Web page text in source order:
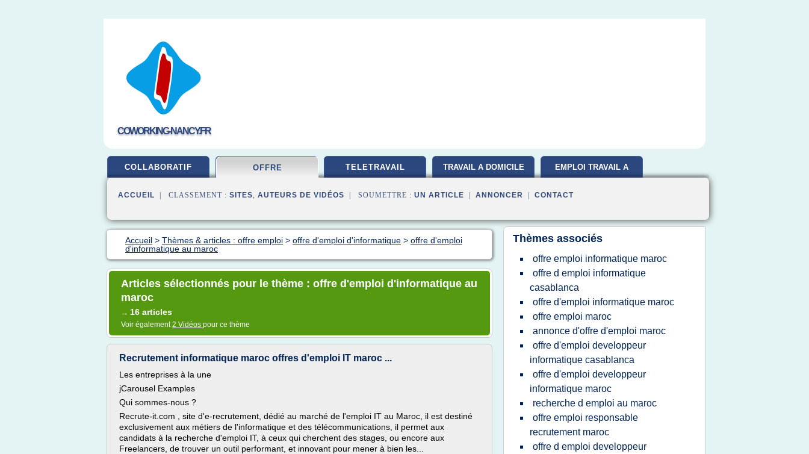
COWORKING-NANCY.FR
COLLABORATIF OFFRE TELETRAVAIL TRAVAIL A DOMICILE EMPLOI TRAVAIL A
ACCUEIL | CLASSEMENT : SITES, AUTEURS DE VIDÉOS | SOUMETTRE : UN ARTICLE ANNONCER CONTACT
Accueil > Thèmes & articles : offre emploi > offre d'emploi d'informatique > offre d'emploi
d'informatique au maroc
Articles sélectionnés pour le thème : offre d'emploi d'informatique au
maroc
→ 16 articles
Voir également2 Vidéos pour ce thème
Recrutement informatique maroc offres d'emploi IT maroc ...
Les entreprises à la une
jCarousel Examples
Qui sommes-nous ?
Recrute-it.com , site d'e-recrutement, dédié au marché de l'emploi IT au Maroc, il est destiné
exclusivement aux métiers de l'informatique et des télécommunications, il permet aux
candidats à la recherche d'emploi IT, à ceux qui cherchent des stages, ou encore aux
Freelancers, de trouver un outil performant, et innovant pour mener à bien les...
Thèmes associés
offre emploi informatique maroc
offre d emploi informatique
casablanca
offre d'emploi informatique maroc
offre emploi maroc
annonce d'offre d'emploi maroc
offre d'emploi developpeur
informatique casablanca
offre d'emploi developpeur
informatique maroc
recherche d emploi au maroc
offre emploi responsable
recrutement maroc
offre d emploi developpeur